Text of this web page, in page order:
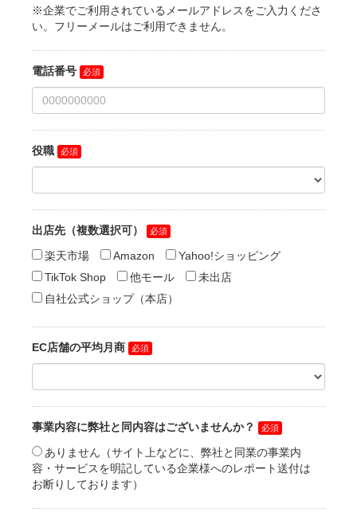
※企業でご利用されているメールアドレスをご入力くださ
い。フリーメールはご利用できません。
電話番号
役職
出店先（複数選択可）
楽天市場
Amazon
Yahoo!ショッピング
TikTok Shop
他モール
未出店
自社公式ショップ（本店）
EC店舗の平均月商
事業内容に弊社と同内容はございませんか？
ありません（サイト上などに、弊社と同業の事業内
容・サービスを明記している企業様へのレポート送付は
お断りしております）